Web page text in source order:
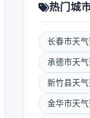
热门城
长春市天
承德市天
新竹县天
金华市天